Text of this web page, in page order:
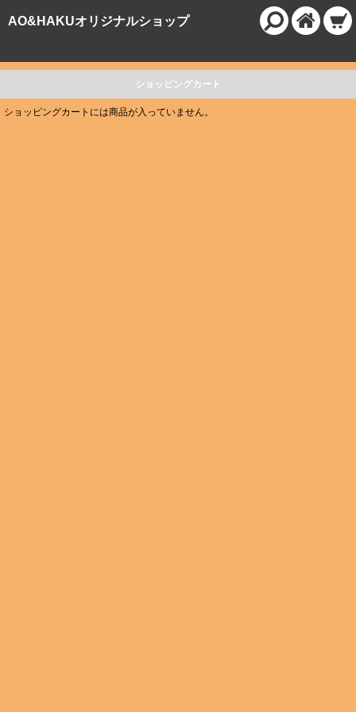
AO&HAKUオリジナルショップ
ショッピングカート
ショッピングカートには商品が入っていません。